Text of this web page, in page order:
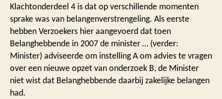
Klachtonderdeel 4 is dat op verschillende momenten
sprake was van belangenverstrengeling. Als eerste
hebben Verzoekers hier aangevoerd dat toen
Belanghebbende in 2007 de minister … (verder:
Minister) adviseerde om instelling A om advies te vragen
over een nieuwe opzet van onderzoek B, de Minister
niet wist dat Belanghebbende daarbij zakelijke belangen
had.